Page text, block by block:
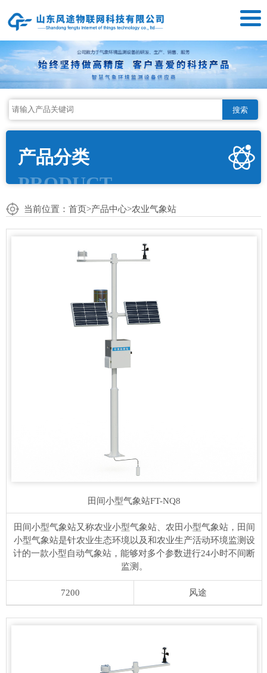
搜索
产品分类
PRODUCT
当前位置： 首页>产品中心>农业气象站
田间小型气象站FT-NQ8
田间小型气象站又称农业小型气象站、农田小型气象站，田间
小型气象站是针农业生态环境以及和农业生产活动环境监测设
计的一款小型自动气象站，能够对多个参数进行24小时不间断
监测。
7200 风途